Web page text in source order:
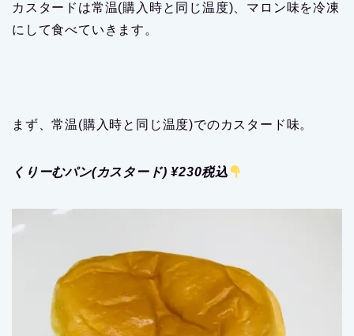
カスタードは常温(購入時と同じ温度)、マロン味を冷凍
にして食べていきます。
まず、常温(購入時と同じ温度)でのカスタード味。
くりーむパン(カスタード) ¥230税込